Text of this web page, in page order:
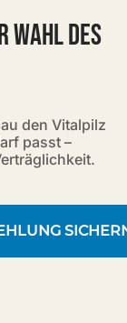
WAHL DES
den Vitalpilz
passt –